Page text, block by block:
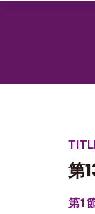
第
第1